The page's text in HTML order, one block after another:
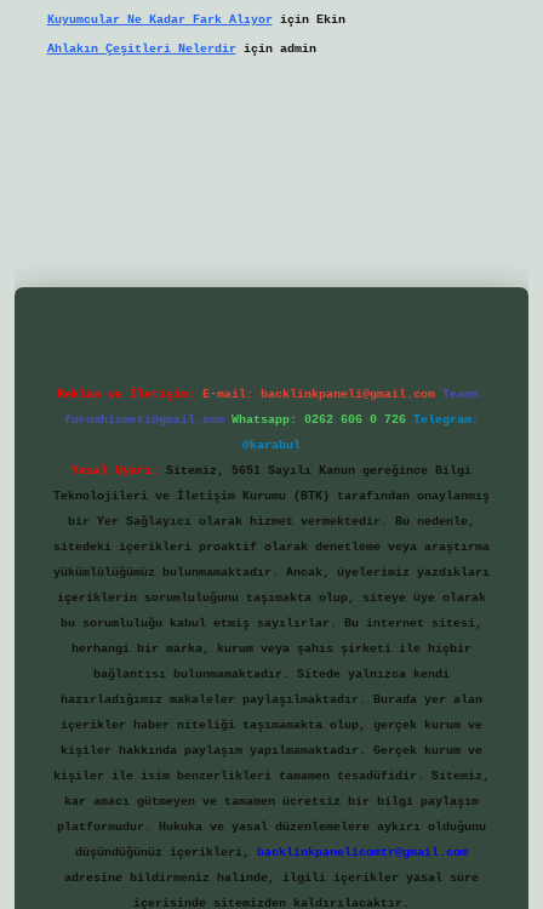
Kuyumcular Ne Kadar Fark Alıyoriçin Ekin
Ahlakın Çeşitleri Nelerdiriçin admin
Reklam ve İletişim: E-mail: backlinkpaneli@gmail.com Teams:
forumhizmeti@gmail.com Whatsapp: 0262 606 0 726 Telegram:
@karabul
Yasal Uyarı:
Sitemiz, 5651 Sayılı Kanun gereğince Bilgi
Teknolojileri ve İletişim Kurumu (BTK) tarafından onaylanmış
bir Yer Sağlayıcı olarak hizmet vermektedir. Bu nedenle,
sitedeki içerikleri proaktif olarak denetleme veya araştırma
yükümlülüğümüz bulunmamaktadır. Ancak, üyelerimiz yazdıkları
içeriklerin sorumluluğunu taşımakta olup, siteye üye olarak
bu sorumluluğu kabul etmiş sayılırlar. Bu internet sitesi,
herhangi bir marka, kurum veya şahıs şirketi ile hiçbir
bağlantısı bulunmamaktadır. Sitede yalnızca kendi
hazırladığımız makaleler paylaşılmaktadır. Burada yer alan
içerikler haber niteliği taşımamakta olup, gerçek kurum ve
kişiler hakkında paylaşım yapılmamaktadır. Gerçek kurum ve
kişiler ile isim benzerlikleri tamamen tesadüfidir. Sitemiz,
kar amacı gütmeyen ve tamamen ücretsiz bir bilgi paylaşım
platformudur. Hukuka ve yasal düzenlemelere aykırı olduğunu
düşündüğünüz içerikleri,
backlinkpanelicomtr@gmail.com
adresine bildirmeniz halinde, ilgili içerikler yasal süre
içerisinde sitemizden kaldırılacaktır.